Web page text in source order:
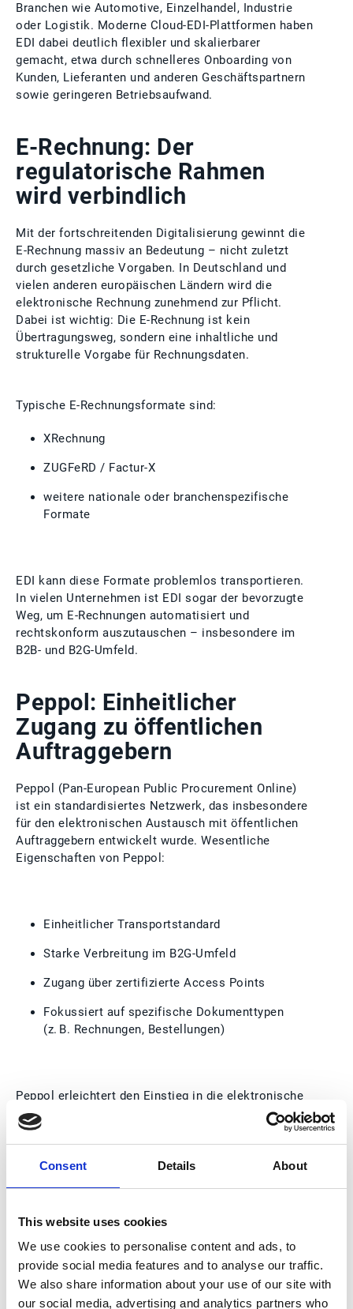
Consent Details About
This website uses cookies
We use cookies to personalise content and ads, to
provide social media features and to analyse our traffic.
We also share information about your use of our site with
our social media, advertising and analytics partners who
Branchen wie Automotive, Einzelhandel, Industrie
oder Logistik. Moderne Cloud‑EDI‑Plattformen haben
EDI dabei deutlich flexibler und skalierbarer
gemacht, etwa durch schnelleres Onboarding von
Kunden, Lieferanten und anderen Geschäftspartnern
sowie geringeren Betriebsaufwand.
E‑Rechnung: Der
regulatorische Rahmen
wird verbindlich
Mit der fortschreitenden Digitalisierung gewinnt die
E‑Rechnung massiv an Bedeutung – nicht zuletzt
durch gesetzliche Vorgaben. In Deutschland und
vielen anderen europäischen Ländern wird die
elektronische Rechnung zunehmend zur Pflicht.
Dabei ist wichtig: Die E‑Rechnung ist kein
Übertragungsweg, sondern eine inhaltliche und
strukturelle Vorgabe für Rechnungsdaten.
Typische E‑Rechnungsformate sind:
XRechnung
ZUGFeRD / Factur‑X
weitere nationale oder branchenspezifische
Formate
EDI kann diese Formate problemlos transportieren.
In vielen Unternehmen ist EDI sogar der bevorzugte
Weg, um E‑Rechnungen automatisiert und
rechtskonform auszutauschen – insbesondere im
B2B‑ und B2G‑Umfeld.
Peppol: Einheitlicher
Zugang zu öffentlichen
Auftraggebern
Peppol (Pan‑European Public Procurement Online)
ist ein standardisiertes Netzwerk, das insbesondere
für den elektronischen Austausch mit öffentlichen
Auftraggebern entwickelt wurde. Wesentliche
Eigenschaften von Peppol:
Einheitlicher Transportstandard
Starke Verbreitung im B2G‑Umfeld
Zugang über zertifizierte Access Points
Fokussiert auf spezifische Dokumenttypen
(z. B. Rechnungen, Bestellungen)
Peppol erleichtert den Einstieg in die elektronische
Rechnungsstellung – besonders bei geringeren
Volumina oder wenn ausschließlich Behörden
angebunden werden müssen.
Integration der
entscheidende Faktor ist
In der Praxis zeigt sich schnell: Ein einzelner Ansatz
reicht selten aus, um alle Geschäftsanforderungen